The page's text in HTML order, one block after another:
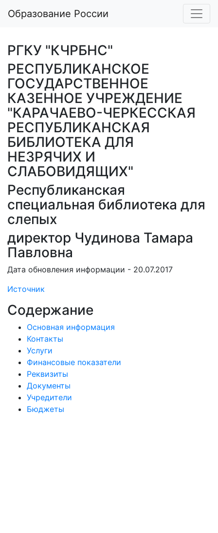
Образование России
РГКУ "КЧРБНС"
РЕСПУБЛИКАНСКОЕ
ГОСУДАРСТВЕННОЕ
КАЗЕННОЕ УЧРЕЖДЕНИЕ
"КАРАЧАЕВО-ЧЕРКЕССКАЯ
РЕСПУБЛИКАНСКАЯ
БИБЛИОТЕКА ДЛЯ
НЕЗРЯЧИХ И
СЛАБОВИДЯЩИХ"
Республиканская
специальная библиотека для
слепых
директор Чудинова Тамара
Павловна
Дата обновления информации - 20.07.2017
Источник
Содержание
Основная информация
Контакты
Услуги
Финансовые показатели
Реквизиты
Документы
Учредители
Бюджеты